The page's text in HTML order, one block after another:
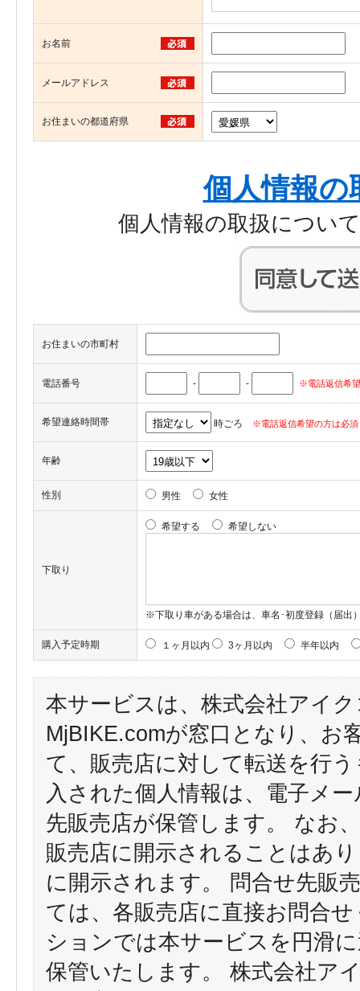
お名前
メールアドレス
お住まいの都道府県
個人情報の
個人情報の取扱につい
お住まいの市町村
電話番号 - - ※電話返信希
希望連絡時間帯 時ごろ ※電話返信希望の方は必須
年齢
性別 男性 女性
下取り
希望する 希望しない
※下取り車がある場合は、車名･初度登録（届出
購入予定時期 １ヶ月以内 3ヶ月以内 半年以内
本サービスは、株式会社アイ
MjBIKE.comが窓口となり、お
て、販売店に対して転送を行
入された個人情報は、電子メ
先販売店が保管します。 なお
販売店に開示されることはあ
に開示されます。 問合せ先販
ては、各販売店に直接お問合
ションでは本サービスを円滑
保管いたします。 株式会社ア